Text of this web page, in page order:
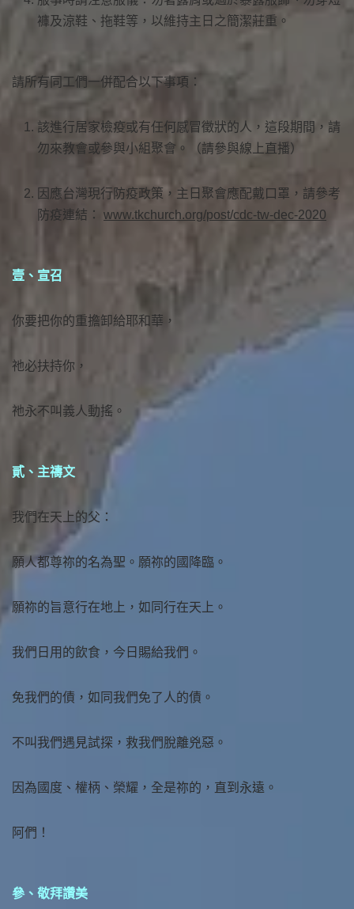
褲及涼鞋、拖鞋等，以維持主日之簡潔莊重。
請所有同工們一併配合以下事項：
該進行居家檢疫或有任何感冒徵狀的人，這段期間，請
勿來教會或參與小組聚會。（請參與線上直播）
因應台灣現行防疫政策，主日聚會應配戴口罩，請參考
防疫連結： www.tkchurch.org/post/cdc-tw-dec-2020
壹、宣召
你要把你的重擔卸給耶和華，
祂必扶持你，
祂永不叫義人動搖。
貳、主禱文
我們在天上的父：
願人都尊祢的名為聖。願祢的國降臨。
願祢的旨意行在地上，如同行在天上。
我們日用的飲食，今日賜給我們。
免我們的債，如同我們免了人的債。
不叫我們遇見試探，救我們脫離兇惡。
因為國度、權柄、榮耀，全是祢的，直到永遠。
阿們！
參、敬拜讚美